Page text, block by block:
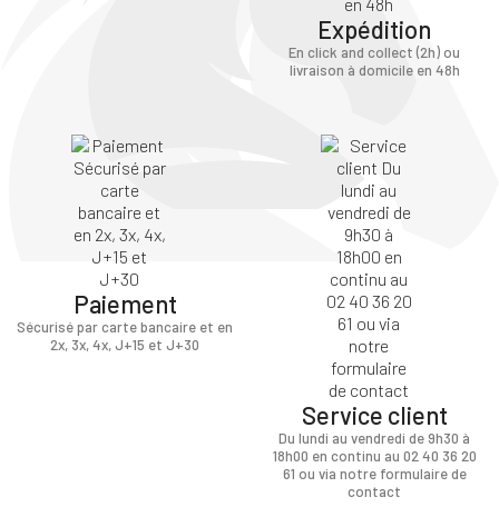
Expédition
En click and collect (2h) ou
livraison à domicile en 48h
Paiement
Sécurisé par carte bancaire et en
2x, 3x, 4x, J+15 et J+30
Service client
Du lundi au vendredi de 9h30 à
18h00 en continu au 02 40 36 20
61 ou via notre formulaire de
contact